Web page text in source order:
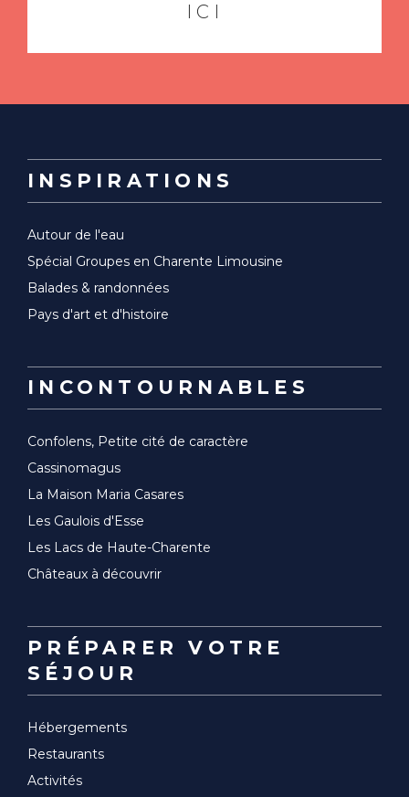
ICI
INSPIRATIONS
Autour de l'eau
Spécial Groupes en Charente Limousine
Balades & randonnées
Pays d'art et d'histoire
INCONTOURNABLES
Confolens, Petite cité de caractère
Cassinomagus
La Maison Maria Casares
Les Gaulois d'Esse
Les Lacs de Haute-Charente
Châteaux à découvrir
PRÉPARER VOTRE
SÉJOUR
Hébergements
Restaurants
Activités